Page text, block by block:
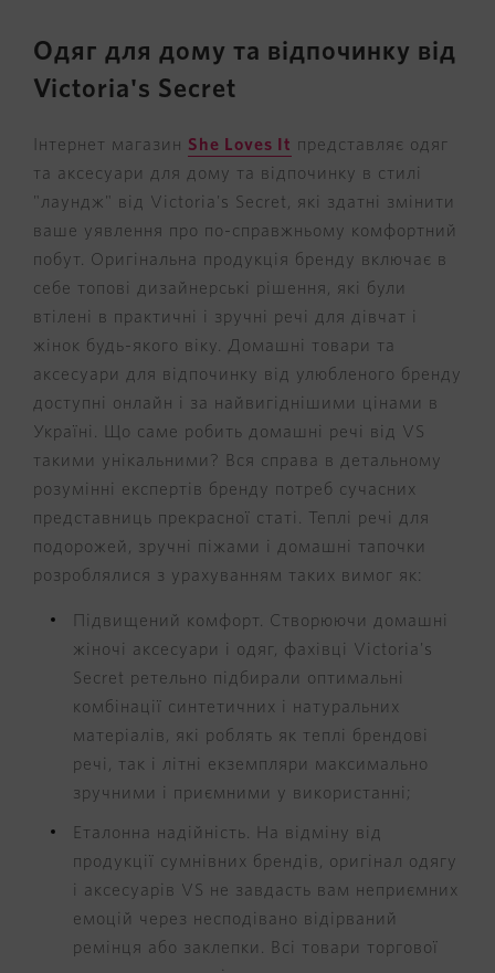
Одяг для дому та відпочинку від
Victoria's Secret
Інтернет магазин She Loves It представляє одяг
та аксесуари для дому та відпочинку в стилі
"лаундж" від Victoria's Secret, які здатні змінити
ваше уявлення про по-справжньому комфортний
побут. Оригінальна продукція бренду включає в
себе топові дизайнерські рішення, які були
втілені в практичні і зручні речі для дівчат і
жінок будь-якого віку. Домашні товари та
аксесуари для відпочинку від улюбленого бренду
доступні онлайн і за найвигіднішими цінами в
Україні.
Що саме робить домашні речі від VS
такими унікальними? Вся справа в детальному
розумінні експертів бренду потреб сучасних
представниць прекрасної статі. Теплі речі для
подорожей, зручні піжами і домашні тапочки
розроблялися з урахуванням таких вимог як:
Підвищений комфорт. Створюючи домашні
жіночі аксесуари і одяг, фахівці Victoria's
Secret ретельно підбирали оптимальні
комбінації синтетичних і натуральних
матеріалів, які роблять як теплі брендові
речі, так і літні екземпляри максимально
зручними і приємними у використанні;
Еталонна надійність. На відміну від
продукції сумнівних брендів, оригінал одягу
і аксесуарів VS не завдасть вам неприємних
емоцій через несподівано відірваний
ремінця або заклепки. Всі товари торгової